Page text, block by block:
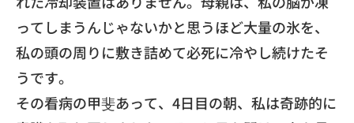
ってしまうんじゃないかと思うほど大量の氷を、
私の頭の周りに敷き詰めて必死に冷やし続けたそ
うです。
​その看病の甲斐あって、4日目の朝、 私は奇跡的に